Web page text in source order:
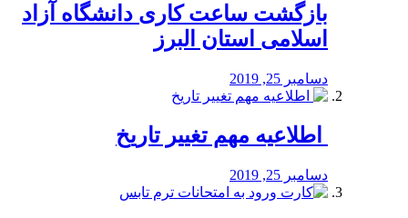
بازگشت ساعت کاری دانشگاه آزاد
اسلامی استان البرز
دسامبر 25, 2019
️ اطلاعیه مهم تغییر تاریخ
دسامبر 25, 2019